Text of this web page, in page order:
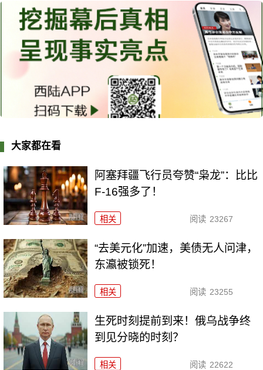
大家都在看
阿塞拜疆飞行员夸赞“枭龙”：比比
F-16强多了！
相关 阅读 23267
“去美元化”加速，美债无人问津，
东瀛被锁死！
相关 阅读 23255
生死时刻提前到来！俄乌战争终
到见分晓的时刻？
相关 阅读 22622